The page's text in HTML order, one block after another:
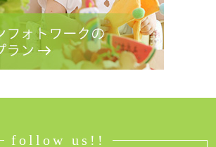
follow us!!